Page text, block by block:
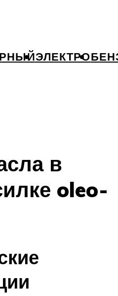
ЭЛЕКТРО
в
oleo-